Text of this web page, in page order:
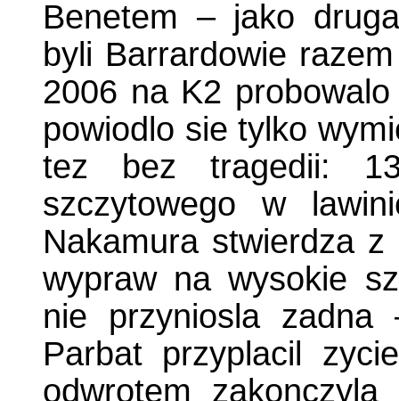
Benetem – jako
byli Barrardowie
2006 na K2
powiodlo sie tylko
tez bez tragedii:
szczytowego w
Nakamura stwierdza
wypraw na wysokie
nie przyniosla
Parbat przyplacil
odwrotem